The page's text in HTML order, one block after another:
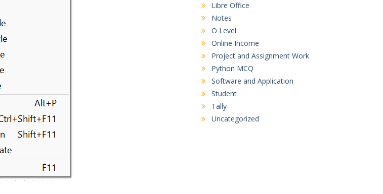
Libre Office
Notes
O Level
Online Income
Project and Assignment Work
Python MCQ
Software and Application
Student
Tally
Uncategorized